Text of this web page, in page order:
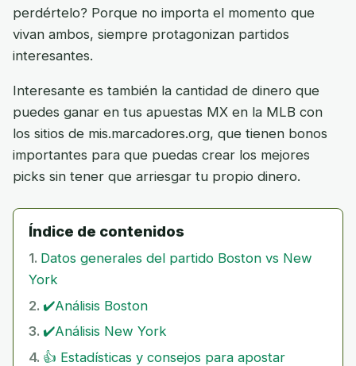
perdértelo? Porque no importa el momento que
vivan ambos, siempre protagonizan partidos
interesantes.
Interesante es también la cantidad de dinero que
puedes ganar en tus apuestas MX en la MLB con
los sitios de mis.marcadores.org, que tienen bonos
importantes para que puedas crear los mejores
picks sin tener que arriesgar tu propio dinero.
Índice de contenidos
Datos generales del partido Boston vs New
York
✔️Análisis Boston
✔️Análisis New York
👍 Estadísticas y consejos para apostar